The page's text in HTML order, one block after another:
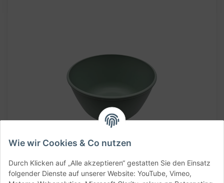
Wie wir Cookies & Co nutzen
Durch Klicken auf „Alle akzeptieren“ gestatten Sie den Einsatz
folgender Dienste auf unserer Website: YouTube, Vimeo,